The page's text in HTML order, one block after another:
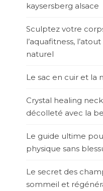
kaysersberg alsace
Sculptez votre
l’aquafitness,
naturel
Le sac en cuir et la
Crystal healing
décolleté avec la
Le guide ultime
physique sans
Le secret des
sommeil et